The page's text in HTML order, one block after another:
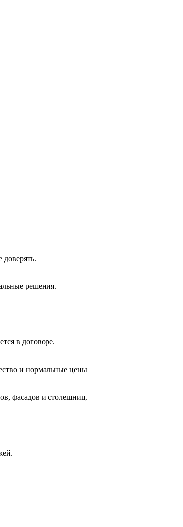
решения.
в договоре.
и нормальные цены
фасадов и столешниц.